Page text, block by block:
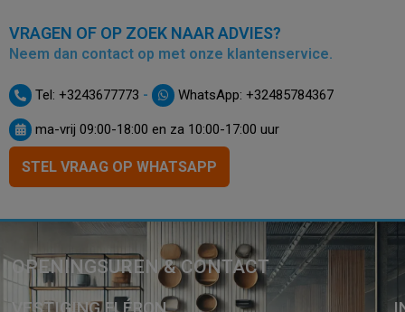
VRAGEN OF OP ZOEK NAAR ADVIES?
Neem dan contact op met onze klantenservice.
Tel: +3243677773 - WhatsApp: +32485784367
ma-vrij 09:00-18:00 en za 10:00-17:00 uur
STEL VRAAG OP WHATSAPP
OPENINGSUREN & CONTACT